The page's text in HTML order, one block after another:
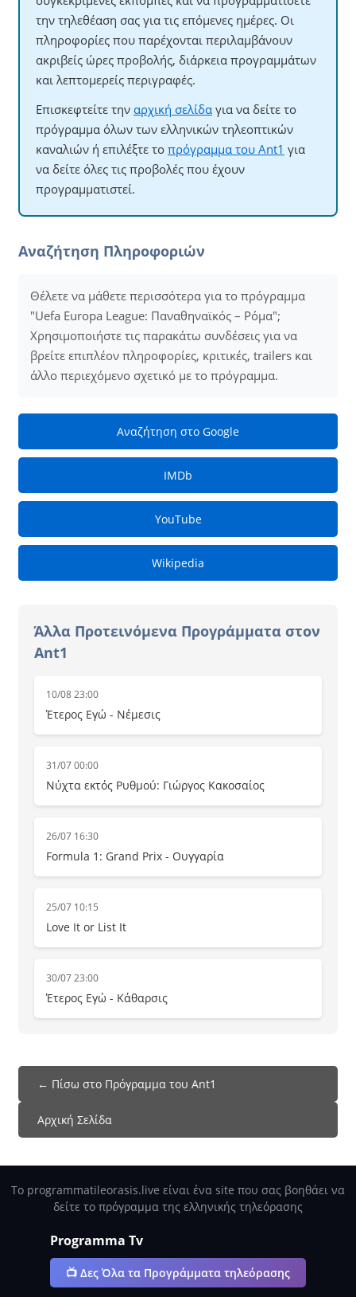
την τηλεθέαση σας για τις επόμενες ημέρες. Οι
πληροφορίες που παρέχονται περιλαμβάνουν
ακριβείς ώρες προβολής, διάρκεια προγραμμάτων
και λεπτομερείς περιγραφές.
Επισκεφτείτε την αρχική σελίδα για να δείτε το
πρόγραμμα όλων των ελληνικών τηλεοπτικών
καναλιών ή επιλέξτε το πρόγραμμα του Ant1 για
να δείτε όλες τις προβολές που έχουν
προγραμματιστεί.
Αναζήτηση Πληροφοριών
Θέλετε να μάθετε περισσότερα για το πρόγραμμα
"Uefa Europa League: Παναθηναϊκός – Ρόμα";
Χρησιμοποιήστε τις παρακάτω συνδέσεις για να
βρείτε επιπλέον πληροφορίες, κριτικές, trailers και
άλλο περιεχόμενο σχετικό με το πρόγραμμα.
Αναζήτηση στο Google
IMDb
YouTube
Wikipedia
Άλλα Προτεινόμενα Προγράμματα στον
Ant1
10/08 23:00
Έτερος Εγώ - Νέμεσις
31/07 00:00
Νύχτα εκτός Ρυθμού: Γιώργος Κακοσαίος
26/07 16:30
Formula 1: Grand Prix - Ουγγαρία
25/07 10:15
Love It or List It
30/07 23:00
Έτερος Εγώ - Κάθαρσις
← Πίσω στο Πρόγραμμα του Ant1
Αρχική Σελίδα
Το programmatileorasis.live είναι ένα site που σας βοηθάει να
δείτε το πρόγραμμα της ελληνικής τηλεόρασης
Programma Tv
📺 Δες Όλα τα Προγράμματα τηλεόρασης